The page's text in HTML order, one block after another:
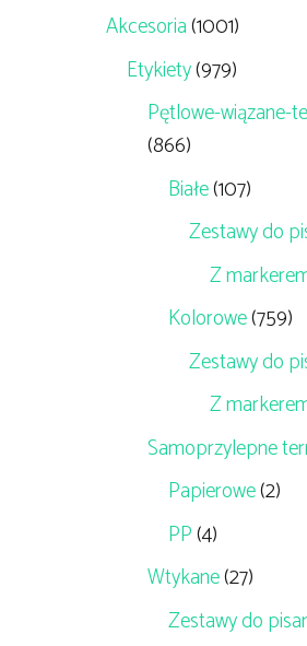
Akcesoria(1001)
Etykiety(979)
Pętlowe-wiązane-
(866)
Białe(107)
Zestawy do
Z
Kolorowe(759)
Zestawy do
Z
Samoprzylepne
Papierowe(2)
PP(4)
Wtykane(27)
Zestawy do